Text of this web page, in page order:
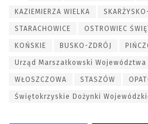
KAZIEMIERZA WIELKA
STARACHOWICE OSTROWIEC
KOŃSKIE BUSKO-ZDRÓJ
Urząd Marszałkowski
WŁOSZCZOWA STASZÓW
Świętokrzyskie Dożynki